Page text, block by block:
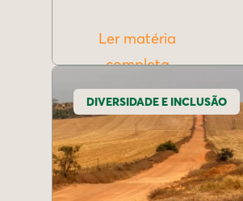
Ler matéria
completa
DIVERSIDADE E INCLUSÃO